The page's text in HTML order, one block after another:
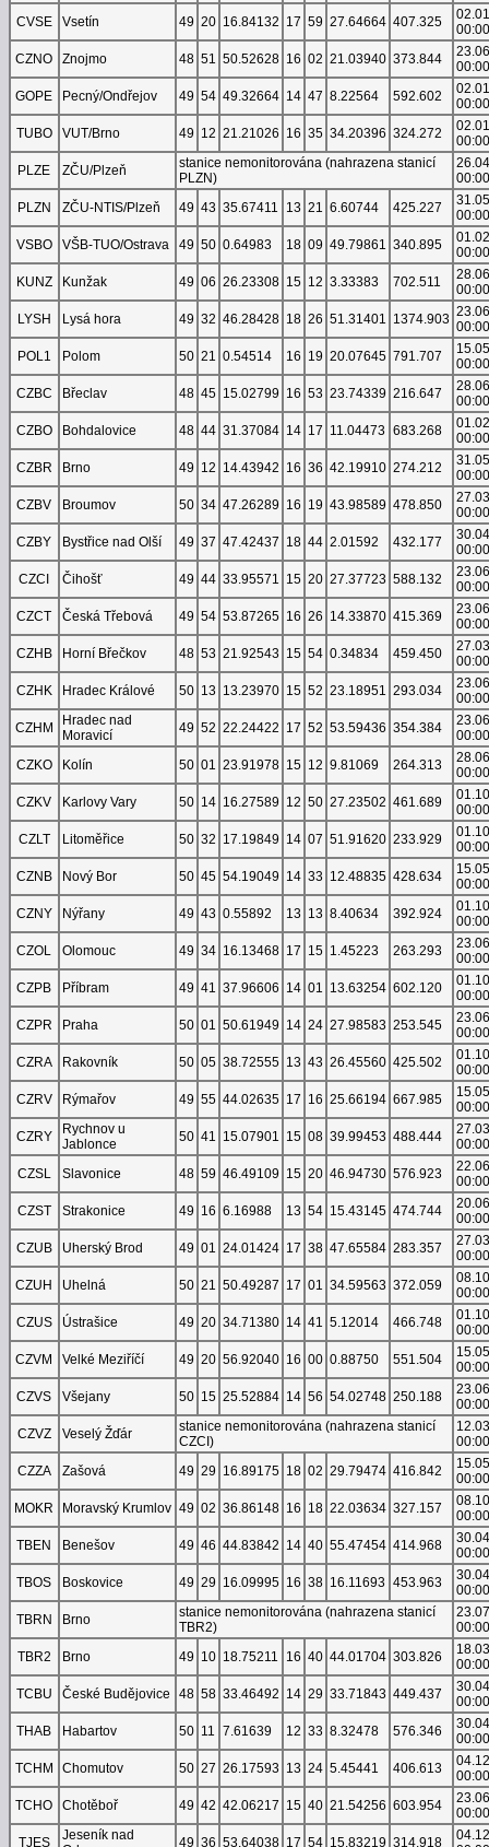
CVSE
Vsetín 49 20 16.84132 17 59 27.64664 407.325
00:00
CZNO
Znojmo 48 51 50.52628 16 02 21.03940 373.844
00:00
GOPE
Pecný/Ondřejov 49 54 49.32664 14 47 8.22564 592.602
00:00
TUBO
VUT/Brno 49 12 21.21026 16 35 34.20396 324.272
00:00
PLZE
ZČU/Plzeň
stanice nemonitorována (nahrazena stanicí
PLZN)
00:00
PLZN
ZČU-NTIS/Plzeň 49 43 35.67411 13 21 6.60744 425.227
00:00
VSBO
VŠB-TUO/Ostrava 49 50 0.64983 18 09 49.79861 340.895
00:00
KUNZ
Kunžak 49 06 26.23308 15 12 3.33383 702.511
00:00
LYSH
Lysá hora 49 32 46.28428 18 26 51.31401 1374.903 00:00
POL1
Polom 50 21 0.54514 16 19 20.07645 791.707
00:00
CZBC
Břeclav 48 45 15.02799 16 53 23.74339 216.647
00:00
CZBO
Bohdalovice 48 44 31.37084 14 17 11.04473 683.268
00:00
CZBR
Brno 49 12 14.43942 16 36 42.19910 274.212
00:00
CZBV
Broumov 50 34 47.26289 16 19 43.98589 478.850
00:00
CZBY
Bystřice nad Olší 49 37 47.42437 18 44 2.01592 432.177
00:00
CZCI
Čihošť 49 44 33.95571 15 20 27.37723 588.132
00:00
CZCT
Česká Třebová 49 54 53.87265 16 26 14.33870 415.369
00:00
CZHB
Horní Břečkov 48 53 21.92543 15 54 0.34834 459.450
00:00
CZHK
Hradec Králové 50 13 13.23970 15 52 23.18951 293.034
00:00
CZHM
Hradec nad
Moravicí
49 52 22.24422 17 52 53.59436 354.384
00:00
CZKO
Kolín 50 01 23.91978 15 12 9.81069 264.313
00:00
CZKV
Karlovy Vary 50 14 16.27589 12 50 27.23502 461.689
00:00
CZLT
Litoměřice 50 32 17.19849 14 07 51.91620 233.929
00:00
CZNB
Nový Bor 50 45 54.19049 14 33 12.48835 428.634
00:00
CZNY
Nýřany 49 43 0.55892 13 13 8.40634 392.924
00:00
CZOL
Olomouc 49 34 16.13468 17 15 1.45223 263.293
00:00
CZPB
Příbram 49 41 37.96606 14 01 13.63254 602.120
00:00
CZPR
Praha 50 01 50.61949 14 24 27.98583 253.545
00:00
CZRA
Rakovník 50 05 38.72555 13 43 26.45560 425.502
00:00
CZRV
Rýmařov 49 55 44.02635 17 16 25.66194 667.985
00:00
CZRY
Rychnov u
Jablonce
50 41 15.07901 15 08 39.99453 488.444
00:00
CZSL
Slavonice 48 59 46.49109 15 20 46.94730 576.923
00:00
CZST
Strakonice 49 16 6.16988 13 54 15.43145 474.744
00:00
CZUB
Uherský Brod 49 01 24.01424 17 38 47.65584 283.357
00:00
CZUH
Uhelná 50 21 50.49287 17 01 34.59563 372.059
00:00
CZUS
Ústrašice 49 20 34.71380 14 41 5.12014 466.748
00:00
CZVM
Velké Meziříčí 49 20 56.92040 16 00 0.88750 551.504
00:00
CZVS
Všejany 50 15 25.52884 14 56 54.02748 250.188
00:00
CZVZ
Veselý Žďár
stanice nemonitorována (nahrazena stanicí
CZCI)
00:00
CZZA
Zašová 49 29 16.89175 18 02 29.79474 416.842
00:00
MOKR
Moravský Krumlov 49 02 36.86148 16 18 22.03634 327.157
00:00
TBEN
Benešov 49 46 44.83842 14 40 55.47454 414.968
00:00
TBOS
Boskovice 49 29 16.09995 16 38 16.11693 453.963
00:00
TBRN
Brno
stanice nemonitorována (nahrazena stanicí
TBR2)
00:00
TBR2
Brno 49 10 18.75211 16 40 44.01704 303.826
00:00
TCBU
České Budějovice 48 58 33.46492 14 29 33.71843 449.437
00:00
THAB
Habartov 50 11 7.61639 12 33 8.32478 576.346
00:00
TCHM
Chomutov 50 27 26.17593 13 24 5.45441 406.613
00:00
TCHO
Chotěboř 49 42 42.06217 15 40 21.54256 603.954
00:00
TJES
Jeseník nad
49 36 53.64038 17 54 15.83219 314.918